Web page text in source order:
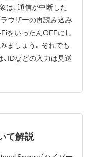
は、通信が中断した
ウザーの再読み込み
をいったんOFFにし
ましょう。それでも
IDなどの入力は見送
て解説